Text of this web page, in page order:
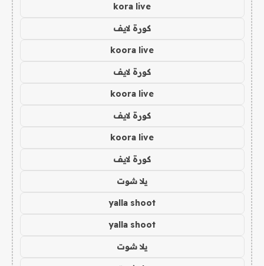
kora live
كورة لايف
koora live
كورة لايف
koora live
كورة لايف
koora live
كورة لايف
يلا شوت
yalla shoot
yalla shoot
يلا شوت